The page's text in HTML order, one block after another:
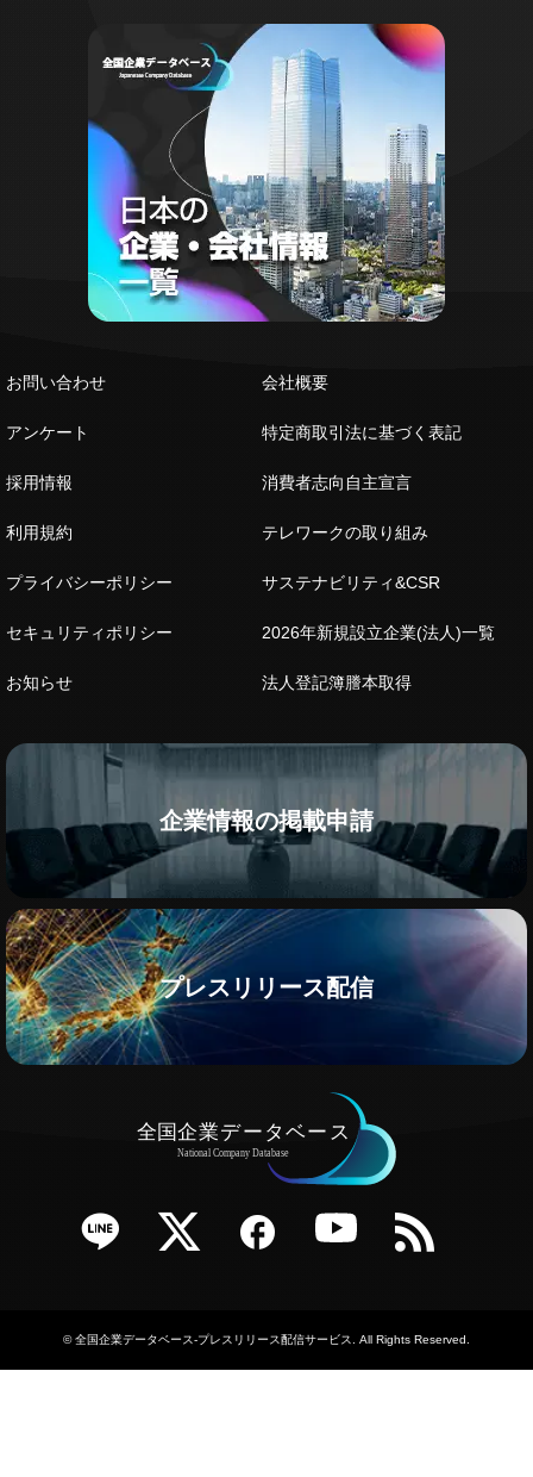
お問い合わせ
アンケート
採用情報
利用規約
プライバシーポリシー
セキュリティポリシー
お知らせ
会社概要
特定商取引法に基づく表記
消費者志向自主宣言
テレワークの取り組み
サステナビリティ&CSR
2026年新規設立企業(法人)一覧
法人登記簿謄本取得
企業情報の掲載申請
プレスリリース配信
Twitter Facebook YouTube RSS
©全国企業データベース-プレスリリース配信サービス. All Rights Reserved.